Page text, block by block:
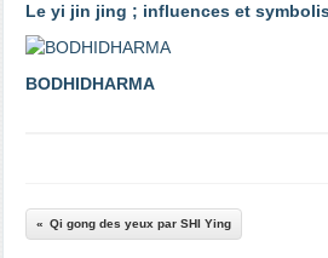
Le yi jin jing ; influences et
BODHIDHARMA
Qi gong des yeux par SHI Ying